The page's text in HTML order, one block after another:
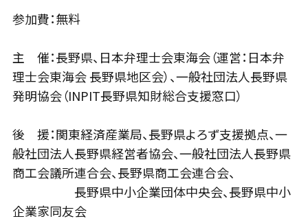
参加費：無料
主 催：長野県、日本弁理士会東海会（運営：日本弁
理士会東海会 長野県地区会）、一般社団法人長野県
発明協会（INPIT長野県知財総合支援窓口）
後 援：関東経済産業局、長野県よろず支援拠点、一
般社団法人長野県経営者協会、一般社団法人長野県
商工会議所連合会、長野県商工会連合会、
長野県中小企業団体中央会、長野県中小
企業家同友会